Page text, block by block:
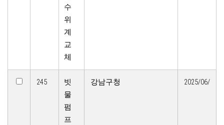
수
위
계
교
체
245
빗
물
펌
프
강남구청 2025/06/